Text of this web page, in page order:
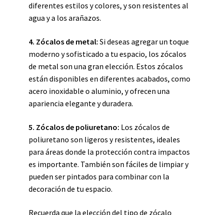
diferentes estilos y colores, y son resistentes al
agua y a los arañazos.
4. Zócalos de metal: Si deseas agregar un toque
moderno y sofisticado a tu espacio, los zócalos
de metal son una gran elección. Estos zócalos
están disponibles en diferentes acabados, como
acero inoxidable o aluminio, y ofrecen una
apariencia elegante y duradera.
5. Zócalos de poliuretano: Los zócalos de
poliuretano son ligeros y resistentes, ideales
para áreas donde la protección contra impactos
es importante. También son fáciles de limpiar y
pueden ser pintados para combinar con la
decoración de tu espacio.
Recuerda que la elección del tipo de zócalo